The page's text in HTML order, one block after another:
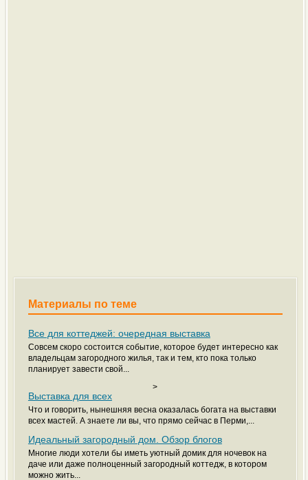
Материалы по теме
Все для коттеджей: очередная выставка
Совсем скоро состоится событие, которое будет интересно как
владельцам загородного жилья, так и тем, кто пока только
планирует завести свой...
>
Выставка для всех
Что и говорить, нынешняя весна оказалась богата на выставки
всех мастей. А знаете ли вы, что прямо сейчас в Перми,...
Идеальный загородный дом. Обзор блогов
Многие люди хотели бы иметь уютный домик для ночевок на
даче или даже полноценный загородный коттедж, в котором
можно жить...